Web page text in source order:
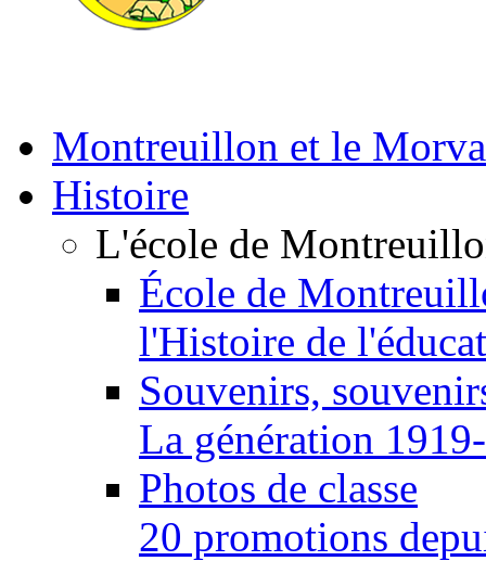
Montreuillon et le
Histoire
L'école de
École de
l'Histoire de
Souvenirs,
La génération
Photos de classe
20 promotions